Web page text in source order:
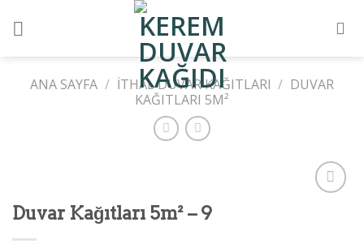
ANA SAYFA / İTHAL DUVAR KAĞITLARI / DUVAR
KAĞITLARI 5M²
Duvar Kağıtları 5m² – 9